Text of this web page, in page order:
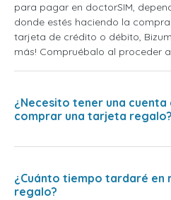
para pagar en doctorSIM,
donde estés haciendo la
tarjeta de crédito o débito,
más! Compruébalo al proceder
¿Necesito tener una
comprar una tarjeta regalo?
¿Cuánto tiempo tardaré en
regalo?